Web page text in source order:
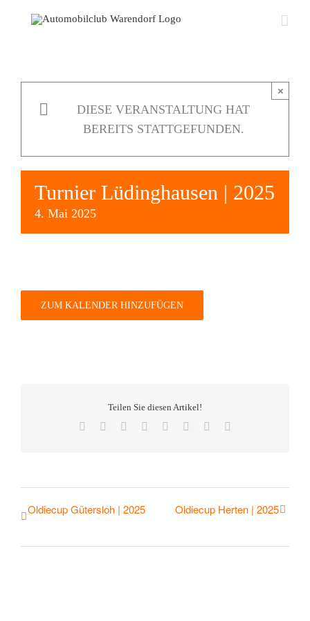
DIESE VERANSTALTUNG HAT
BEREITS STATTGEFUNDEN.
×
Turnier Lüdinghausen | 2025
4. Mai 2025
ZUM KALENDER HINZUFÜGEN
Teilen Sie diesen Artikel!
Facebook
TwitterReddit LinkedIn
TumblrPinterest
Oldiecup Gütersloh | 2025 Oldiecup Herten | 2025